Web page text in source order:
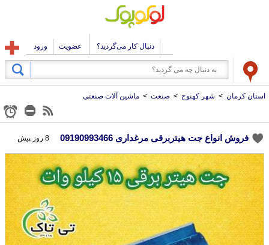
دنبال کار می‌گردید؟ عضویت ورود
استان کرمان > شهر کهنوج > صنعت > ماشین آلات صنعتی
فروش انواع جت هیتربرقی مرغداری 09190993466 8 روز پیش